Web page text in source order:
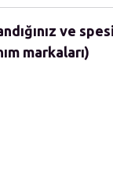
ve
markaları)